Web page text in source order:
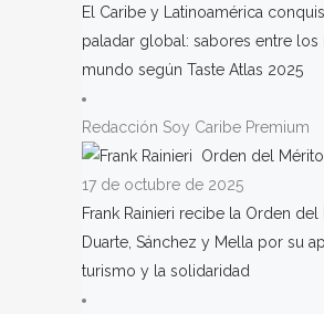
El Caribe y Latinoamérica
paladar global: sabores entre los
mundo según Taste Atlas 2025
Redacción Soy Caribe Premium
17 de octubre de 2025
Frank Rainieri recibe la Orden
Duarte, Sánchez y Mella por su
turismo y la solidaridad